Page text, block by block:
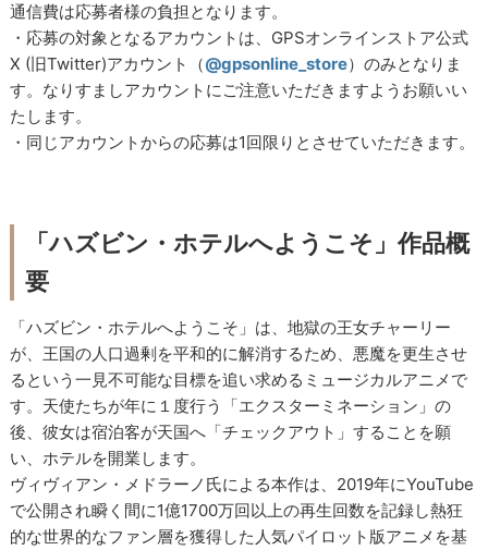
通信費は応募者様の負担となります。
・応募の対象となるアカウントは、GPSオンラインストア公式
X (旧Twitter)アカウント（@gpsonline_store）のみとなりま
す。なりすましアカウントにご注意いただきますようお願いい
たします。
・同じアカウントからの応募は1回限りとさせていただきます。
「ハズビン・ホテルへようこそ」作品概
要
「ハズビン・ホテルへようこそ」は、地獄の王女チャーリー
が、王国の人口過剰を平和的に解消するため、悪魔を更生させ
るという一見不可能な目標を追い求めるミュージカルアニメで
す。天使たちが年に１度行う「エクスターミネーション」の
後、彼女は宿泊客が天国へ「チェックアウト」することを願
い、ホテルを開業します。
ヴィヴィアン・メドラーノ氏による本作は、2019年にYouTube
で公開され瞬く間に1億1700万回以上の再生回数を記録し熱狂
的な世界的なファン層を獲得した人気パイロット版アニメを基